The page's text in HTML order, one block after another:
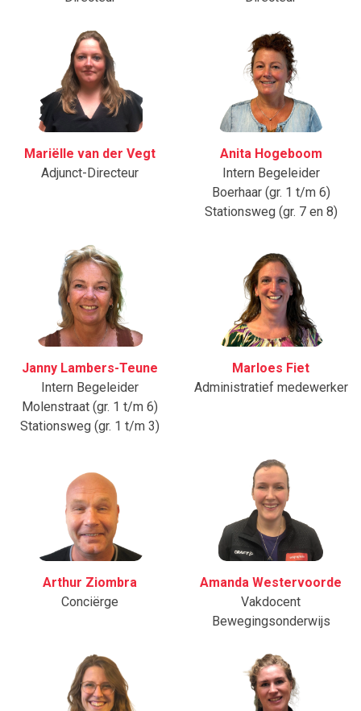
Mariëlle van der Vegt
Adjunct-Directeur
Anita Hogeboom
Intern Begeleider
Boerhaar (gr. 1 t/m 6)
Stationsweg (gr. 7 en 8)
Janny Lambers-Teune
Intern Begeleider
Molenstraat (gr. 1 t/m 6)
Stationsweg (gr. 1 t/m 3)
Marloes Fiet
Administratief medewerker
Arthur Ziombra
Conciërge
Amanda Westervoorde
Vakdocent
Bewegingsonderwijs